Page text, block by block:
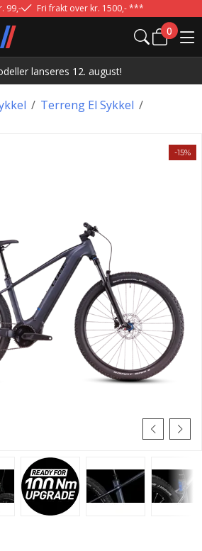
99,- Fri frakt over kr. 1500,- ***
0
lanseres 12. august!
/ /
Terreng El Sykkel
-15%